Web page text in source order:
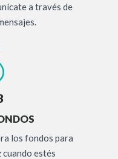
a través de
los fondos para
estés